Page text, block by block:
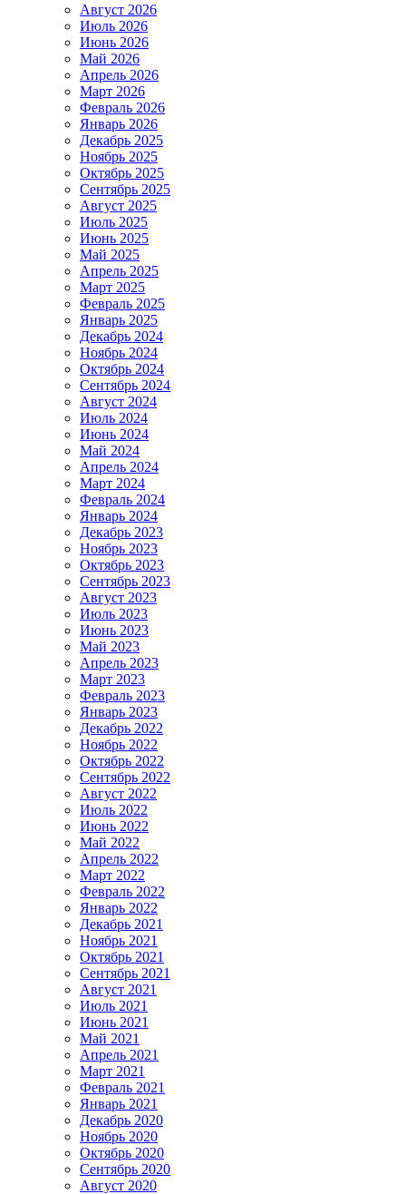
Август 2026
Июль 2026
Июнь 2026
Май 2026
Апрель 2026
Март 2026
Февраль 2026
Январь 2026
Декабрь 2025
Ноябрь 2025
Октябрь 2025
Сентябрь 2025
Август 2025
Июль 2025
Июнь 2025
Май 2025
Апрель 2025
Март 2025
Февраль 2025
Январь 2025
Декабрь 2024
Ноябрь 2024
Октябрь 2024
Сентябрь 2024
Август 2024
Июль 2024
Июнь 2024
Май 2024
Апрель 2024
Март 2024
Февраль 2024
Январь 2024
Декабрь 2023
Ноябрь 2023
Октябрь 2023
Сентябрь 2023
Август 2023
Июль 2023
Июнь 2023
Май 2023
Апрель 2023
Март 2023
Февраль 2023
Январь 2023
Декабрь 2022
Ноябрь 2022
Октябрь 2022
Сентябрь 2022
Август 2022
Июль 2022
Июнь 2022
Май 2022
Апрель 2022
Март 2022
Февраль 2022
Январь 2022
Декабрь 2021
Ноябрь 2021
Октябрь 2021
Сентябрь 2021
Август 2021
Июль 2021
Июнь 2021
Май 2021
Апрель 2021
Март 2021
Февраль 2021
Январь 2021
Декабрь 2020
Ноябрь 2020
Октябрь 2020
Сентябрь 2020
Август 2020